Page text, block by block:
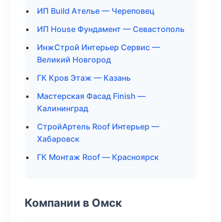
ИП Build Ателье — Череповец
ИП House Фундамент — Севастополь
ИнжСтрой Интерьер Сервис —
Великий Новгород
ГК Кров Этаж — Казань
Мастерская Фасад Finish —
Калининград
СтройАртель Roof Интерьер —
Хабаровск
ГК Монтаж Roof — Красноярск
Компании в Омск